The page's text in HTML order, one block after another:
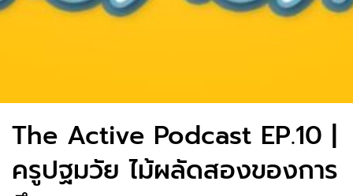
The Active Podcast EP.10 |
ครูปฐมวัย ไม้ผลัดสองของการ